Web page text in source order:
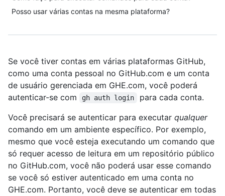
Posso usar várias contas na mesma plataforma?
Se você tiver contas em várias plataformas GitHub,
como uma conta pessoal no GitHub.com e um conta
de usuário gerenciada em GHE.com, você poderá
autenticar-se com
gh auth login
para cada conta.
Você precisará se autenticar para executar qualquer
comando em um ambiente específico. Por exemplo,
mesmo que você esteja executando um comando que
só requer acesso de leitura em um repositório público
no GitHub.com, você não poderá usar esse comando
se você só estiver autenticado em uma conta no
GHE.com. Portanto, você deve se autenticar em todas